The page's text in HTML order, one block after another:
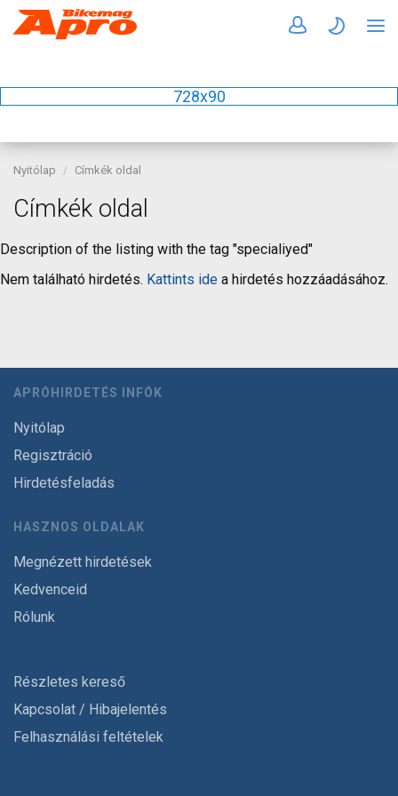
728x90
Nyitólap Címkék oldal
Címkék oldal
Description of the listing with the tag "specialiyed"
Nem található hirdetés. Kattints ide a hirdetés hozzáadásához.
APRÓHIRDETÉS INFÓK
Nyitólap
Regisztráció
Hirdetésfeladás
HASZNOS OLDALAK
Megnézett hirdetések
Kedvenceid
Rólunk
Részletes kereső
Kapcsolat / Hibajelentés
Felhasználási feltételek